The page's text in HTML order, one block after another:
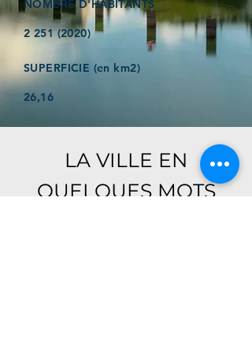
NOMBRE D'HABITANTS
2 251 (2020)
SUPERFICIE (en km2)
26,16
LA VILLE EN
QUELQUES MOTS